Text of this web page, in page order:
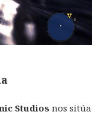
Studios nos sitúa